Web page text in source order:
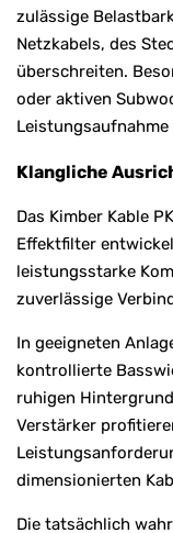
zulässige
Netzkabels, des
überschreiten.
oder aktiven
Klangliche
Das Kimber Kable
Effektfilter
leistungsstarke
zuverlässige
In geeigneten
kontrollierte
ruhigen
Verstärker
dimensionierten
Die tatsächlich